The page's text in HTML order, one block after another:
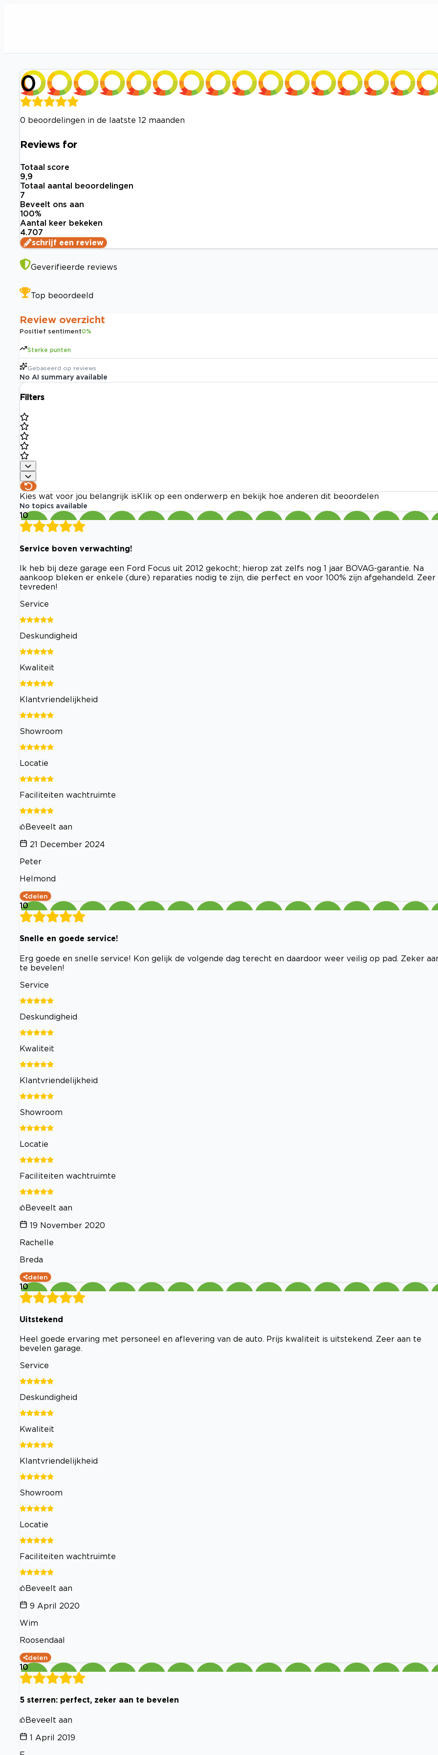
0
0 beoordelingen in de laatste 12 maanden
Reviews for
Totaal score
9,9
Totaal aantal beoordelingen
7
Beveelt ons aan
100%
Aantal keer bekeken
4.707
schrijf een review
Geverifieerde reviews
Top beoordeeld
Review overzicht
Positief sentiment0%
Sterke punten
Gebaseerd op reviews
No AI summary available
Filters
Kies wat voor jou belangrijk is Klik op een onderwerp en bekijk hoe anderen dit beoordelen
No topics available
10
Service boven verwachting!
Ik heb bij deze garage een Ford Focus uit 2012 gekocht; hierop zat zelfs nog 1 jaar BOVAG-garantie. Na
aankoop bleken er enkele (dure) reparaties nodig te zijn, die perfect en voor 100% zijn afgehandeld. Zeer
tevreden!
Service
Deskundigheid
Kwaliteit
Klantvriendelijkheid
Showroom
Locatie
Faciliteiten wachtruimte
Beveelt aan
21 December 2024
Peter
Helmond
delen
10
Snelle en goede service!
Erg goede en snelle service! Kon gelijk de volgende dag terecht en daardoor weer veilig op pad. Zeker
te bevelen!
Service
Deskundigheid
Kwaliteit
Klantvriendelijkheid
Showroom
Locatie
Faciliteiten wachtruimte
Beveelt aan
19 November 2020
Rachelle
Breda
delen
10
Uitstekend
Heel goede ervaring met personeel en aflevering van de auto. Prijs kwaliteit is uitstekend. Zeer aan te
bevelen garage.
Service
Deskundigheid
Kwaliteit
Klantvriendelijkheid
Showroom
Locatie
Faciliteiten wachtruimte
Beveelt aan
9 April 2020
Wim
Roosendaal
delen
10
5 sterren: perfect, zeker aan te bevelen
Beveelt aan
1 April 2019